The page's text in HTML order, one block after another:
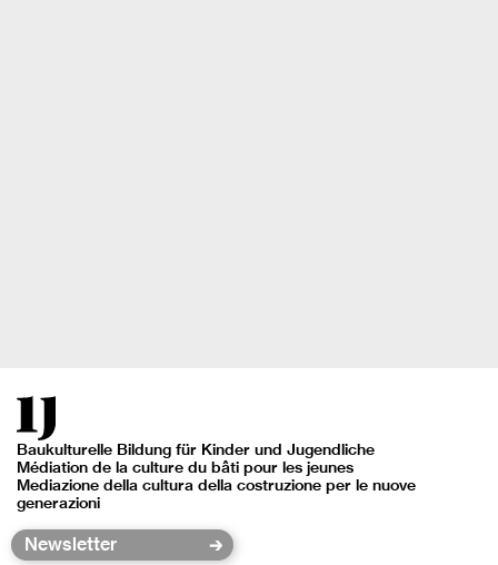
Baukulturelle Bildung für Kinder und Jugendliche
Médiation de la culture du bâti pour les jeunes
Mediazione della cultura della costruzione per le nuove
generazioni